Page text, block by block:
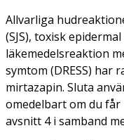
Allvarliga
(SJS), toxisk
läkemedelsreaktion
symtom (DRESS) har
mirtazapin. Sluta
omedelbart om du får
avsnitt 4 i samband